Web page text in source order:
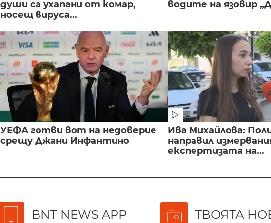
души са ухапани от комар,
носещ вируса...
водите на язовир
УЕФА готви вот на недоверие
срещу Джани Инфантино
Ива Михайлова:
направил
експертизата на...
BNT NEWS APP ТВОЯТА